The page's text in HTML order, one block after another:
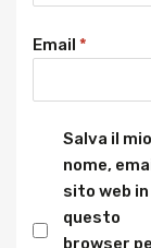
Email *
Salva il mio
nome,
sito web in
questo